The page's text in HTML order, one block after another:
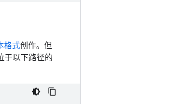
格式创作。但
于以下路径的